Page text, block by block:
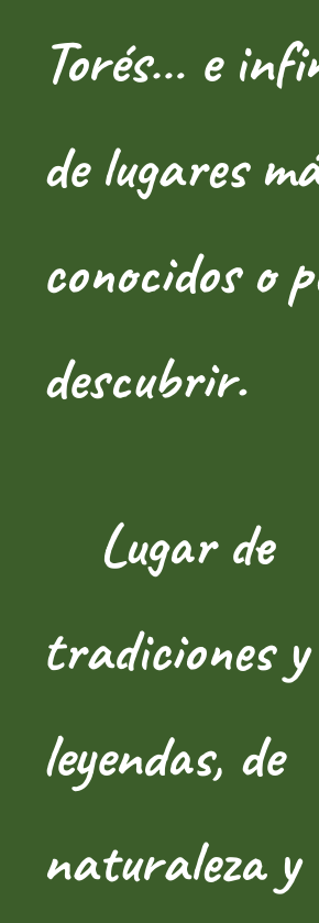
Torés… e
de lugares
conocidos o
descubrir.
Lugar de
tradiciones y
leyendas, de
naturaleza y